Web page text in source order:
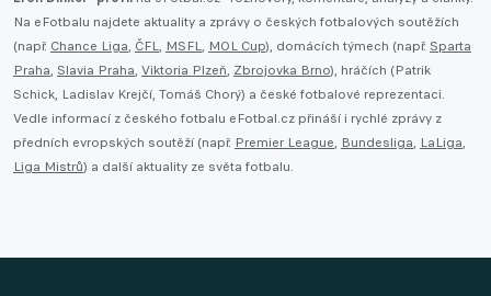
Na eFotbalu najdete aktuality a zprávy o českých fotbalových soutěžích
(např. Chance Liga, ČFL, MSFL, MOL Cup), domácích týmech (např. Sparta
Praha, Slavia Praha, Viktoria Plzeň, Zbrojovka Brno), hráčích (Patrik
Schick, Ladislav Krejčí, Tomáš Chorý) a české fotbalové reprezentaci.
Vedle informací z českého fotbalu eFotbal.cz přináší i rychlé zprávy z
předních evropských soutěží (např. Premier League, Bundesliga, LaLiga,
Liga Mistrů) a další aktuality ze světa fotbalu.